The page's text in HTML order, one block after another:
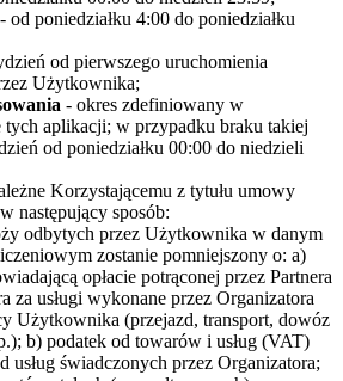
- od poniedziałku 4:00 do poniedziałku
od pierwszego uruchomienia
Użytkownika;
- okres zdefiniowany w
tych aplikacji; w przypadku braku takiej
od poniedziałku 00:00 do niedzieli
Korzystającemu z tytułu umowy
następujący sposób:
odbytych przez Użytkownika w danym
zostanie pomniejszony o: a)
opłacie potrąconej przez Partnera
za usługi wykonane przez Organizatora
Użytkownika (przejazd, transport, dowóz
b) podatek od towarów i usług (VAT)
usług świadczonych przez Organizatora;